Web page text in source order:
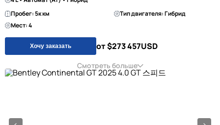
Пробег: 5к км
Тип двигателя: Гибрид
Мест: 4
Хочу заказать от $273 457USD
Смотреть больше